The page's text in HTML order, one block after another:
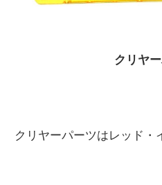
クリヤ
クリヤーパーツはレッド・